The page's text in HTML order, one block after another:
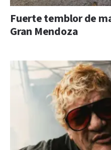
Fuerte temblor de
Gran Mendoza